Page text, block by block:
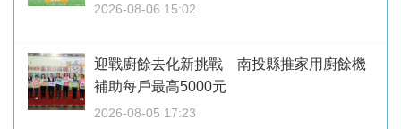
2026-08-06 15:02
迎戰廚餘去化新挑戰 南投縣推家用廚餘機
補助每戶最高5000元
2026-08-05 17:23